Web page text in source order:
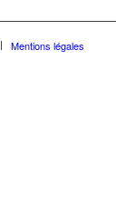
Mentions légales